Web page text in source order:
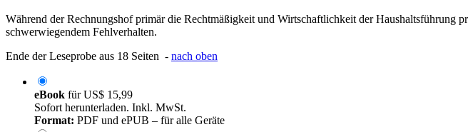
Während der Rechnungshof primär die Rechtmäßigkeit und Wirtschaftlichkeit der
schwerwiegendem Fehlverhalten.
Ende der Leseprobe aus 18 Seiten - nach oben
eBook fürUS$ 15,99
Sofort herunterladen. Inkl. MwSt.
Format: PDF und ePUB – für alle Geräte